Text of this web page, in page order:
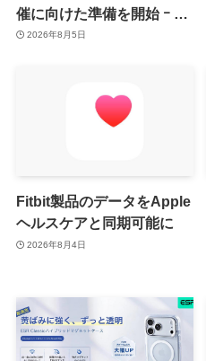
催に向けた準備を開始 ｰ 9
月8日か9月9日に開催見込
2026年8月5日
Fitbit製品のデータをApple
ヘルスケアと同期可能に
2026年8月4日